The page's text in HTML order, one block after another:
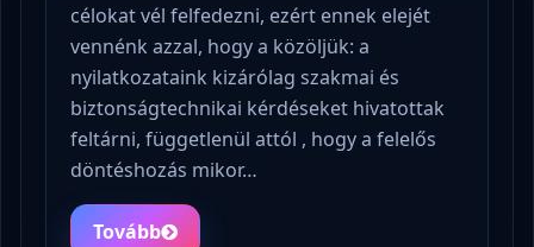
célokat vél felfedezni, ezért ennek elejét
vennénk azzal, hogy a közöljük: a
nyilatkozataink kizárólag szakmai és
biztonságtechnikai kérdéseket hivatottak
feltárni, függetlenül attól , hogy a felelős
döntéshozás mikor…
Tovább